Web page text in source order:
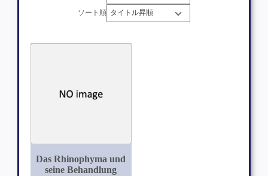
ソート順
Das Rhinophyma und
seine Behandlung